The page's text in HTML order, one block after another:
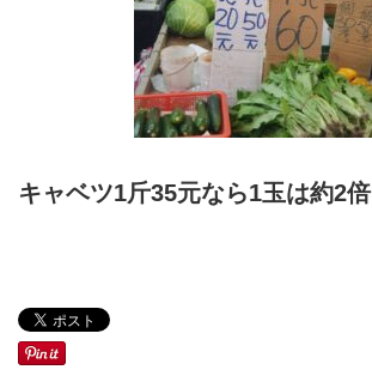
キャベツ1斤35元なら1玉は約2倍